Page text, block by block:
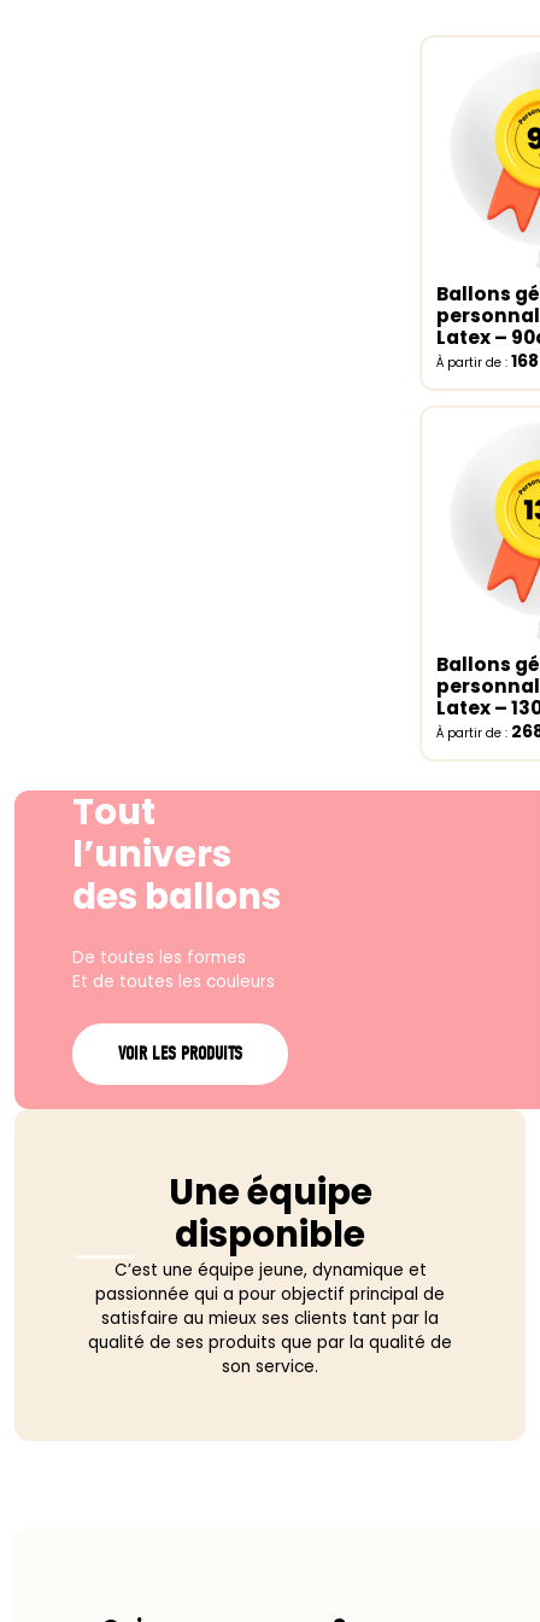
Select
Ballons
Latex –
À partir de :
Select
Ballons
Latex –
À partir de :
Tout
l’univers
des ballons
De toutes les formes
Et de toutes les couleurs
VOIR LES PRODUITS
Une équipe
disponible
C’est une équipe jeune, dynamique et
passionnée qui a pour objectif principal de
satisfaire au mieux ses clients tant par la
qualité de ses produits que par la qualité de
son service.